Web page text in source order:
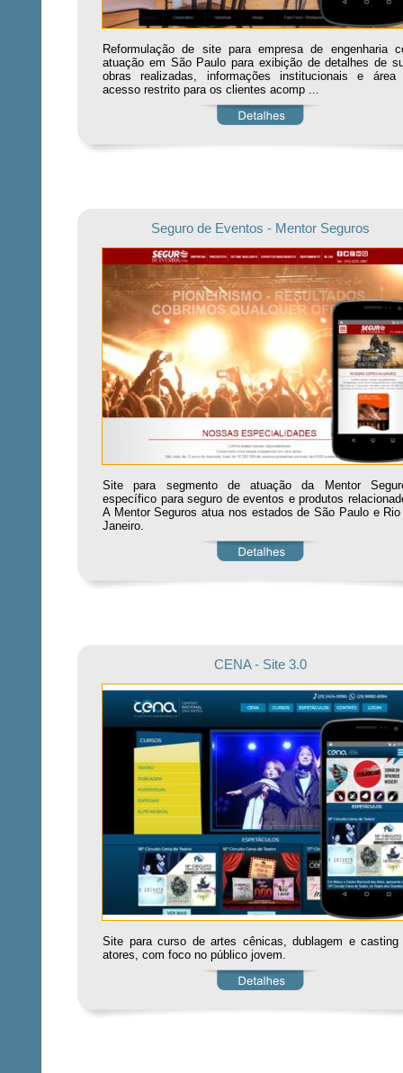
Reformulação de site para empresa de engenharia
atuação em São Paulo para exibição de detalhes de
obras realizadas, informações institucionais e área
acesso restrito para os clientes acomp ...
Seguro de Eventos - Mentor Seguros
Site para segmento de atuação da Mentor
específico para seguro de eventos e produtos
A Mentor Seguros atua nos estados de São Paulo e Rio
Janeiro.
CENA - Site 3.0
Site para curso de artes cênicas, dublagem e casting
atores, com foco no público jovem.